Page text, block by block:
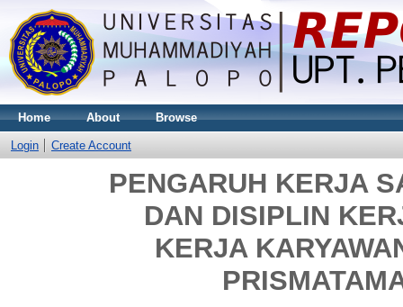
Home About Browse
Login Create Account
PENGARUH KERJA
DAN DISIPLIN
KERJA